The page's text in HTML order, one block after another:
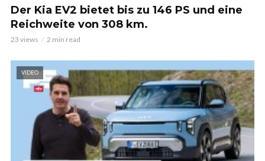
Der Kia EV2 bietet bis zu 146 PS und eine
Reichweite von 308 km.
23 views 2 min read
VIDEO